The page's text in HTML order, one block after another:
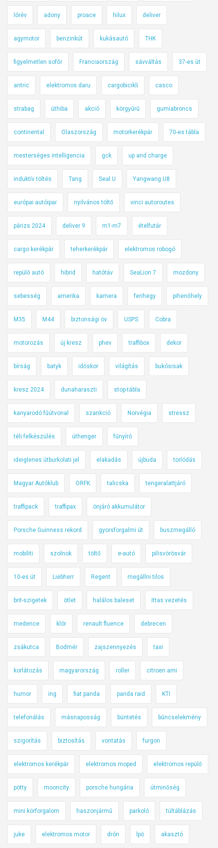
lórév adony proace hilux deliver
agymotor benzinkút kukásautó THK
figyelmetlen sofőr Franciaország sávváltás 37-es út
antric elektromos daru cargobicikli casco
strabag úthiba akció körgyűrű gumiabroncs
continental Olaszország motorkerékpár 70-es tábla
mesterséges intelligencia gck up and charge
induktív töltés Tang Seal U Yangwang U8
európai autóipar nyilvános töltő vinci autoroutes
párizs 2024 deliver 9 m1-m7 ételfutár
cargo kerékpár teherkerékpár elektromos robogó
repülő autó hibrid hatótáv SeaLion 7 mozdony
sebesség amerika kamera ferihegy pihenőhely
M35 M44 biztonsági öv USPS Cobra
motorozás új kresz phev traffibox dekor
bírság batyk időskor világítás bukósisak
kresz 2024 dunaharaszti stop-tábla
kanyarodó fűútvonal szankció Norvégia stressz
téli felkészülés úthenger fűnyíró
ideiglenes útburkolati jel elakadás újbuda torlódás
Magyar Autóklub ORFK talicska tengeralattjáró
traffipack traffipax önjáró akkumulátor
Porsche Guinness rekord gyorsforgalmi út buszmegálló
mobiliti szolnok töltő e-autó pilisvörösvár
10-es út Liebherr Regent megállni tilos
brit-szigetek ötlet halálos baleset ittas vezetés
medence klór renault fluence debrecen
zsákutca Bodmér zajszennyezés taxi
korlátozás magyarország roller citroen ami
humor ing fiat panda panda raid KTI
telefonálás másnaposság büntetés bűncselekmény
szigorítás biztosítás vontatás furgon
elektromos kerékpár elektromos moped elektromos repülő
pötty mooncity porsche hungária útminőség
mini körforgalom haszonjármű parkoló túltáblázás
juke elektromos motor drón lpö akasztó